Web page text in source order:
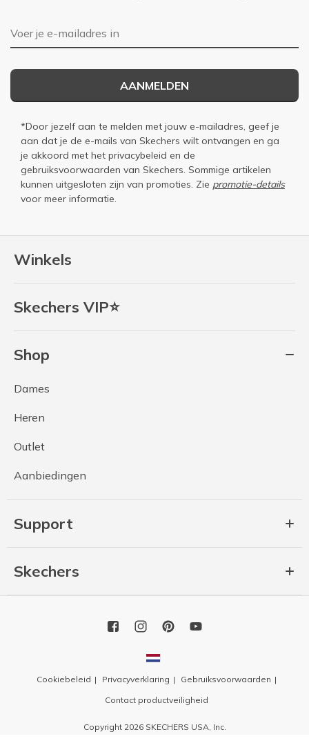
Winkels
Skechers VIP⭐
Shop
Dames
Heren
Outlet
Aanbiedingen
Support
Skechers
E-mailadres
AANMELDEN
*Door jezelf aan te melden met jouw e-mailadres, geef je
aan dat je de e-mails van Skechers wilt ontvangen en ga
je akkoord met het privacybeleid en de
gebruiksvoorwaarden van Skechers. Sommige artikelen
kunnen uitgesloten zijn van promoties. Zie promotie-details
voor meer informatie.
Cookiebeleid Privacyverklaring
Gebruiksvoorwaarden
Contact productveiligheid
Copyright 2026 SKECHERS USA, Inc.